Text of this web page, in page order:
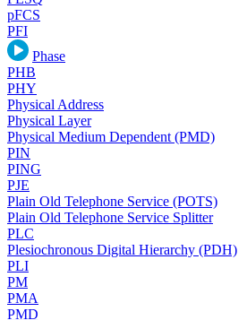
pFCS
PFI
Phase
PHB
PHY
Physical Address
Physical Layer
Physical Medium Dependent (PMD)
PIN
PING
PJE
Plain Old Telephone Service (POTS)
Plain Old Telephone Service Splitter
PLC
Plesiochronous Digital Hierarchy (PDH)
PLI
PM
PMA
PMD